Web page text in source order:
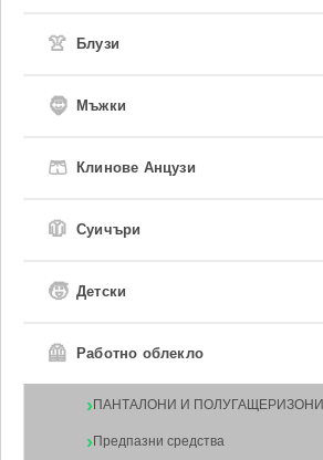
👚 Блузи
🧔 Мъжки
🩳 Клинове Анцузи
🧥 Суичъри
🧒 Детски
🦺 Работно облекло
ПАНТАЛОНИ И ПОЛУГАЩЕРИЗОНИ
Предпазни средства